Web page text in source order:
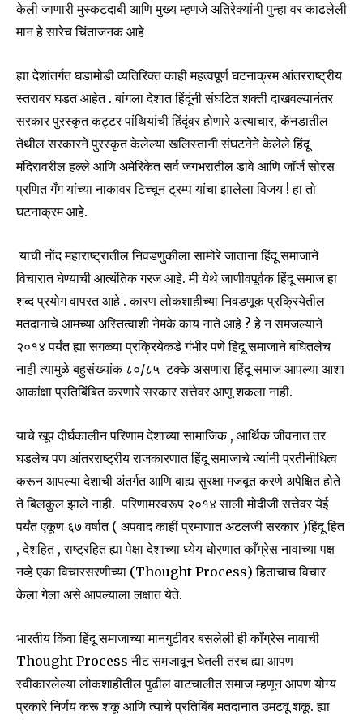
Join our community of
SUBSCRIBERS and be part of the
conversation.
To subscribe, simply enter your email address on our website
or click the subscribe button below. Don't worry, we respect
safe with us.
SUBSCRIBE
6,300 32,111
Followers
75
केली जाणारी मुस्कटदाबी आणि मुख्य म्हणजे अतिरेक्यांनी पुन्हा वर काढलेली
मान हे सारेच चिंताजनक आहे
ह्या देशांतर्गत घडामोडी व्यतिरिक्त काही महत्वपूर्ण घटनाक्रम आंतरराष्ट्रीय
स्तरावर घडत आहेत . बांगला देशात हिंदूंनी संघटित शक्ती दाखवल्यानंतर
सरकार पुरस्कृत कट्टर पांथियांची हिंदूंवर होणारे अत्याचार, कॅनडातील
तेथील सरकारने पुरस्कृत केलेल्या खलिस्तानी संघटनेने केलेले हिंदू
मंदिरावरील हल्ले आणि अमेरिकेत सर्व जगभरातील डावे आणि जॉर्ज सोरस
प्रणित गँग यांच्या नाकावर टिच्चून ट्रम्प यांचा झालेला विजय ! हा तो
घटनाक्रम आहे.
याची नोंद महाराष्ट्रातील निवडणुकीला सामोरे जाताना हिंदू समाजाने
विचारात घेण्याची आत्यंतिक गरज आहे. मी येथे जाणीवपूर्वक हिंदू समाज हा
शब्द प्रयोग वापरत आहे . कारण लोकशाहीच्या निवडणूक प्रक्रियेतील
मतदानाचे आमच्या अस्तित्वाशी नेमके काय नाते आहे ? हे न समजल्याने
२०१४ पर्यंत ह्या सगळ्या प्रक्रियेकडे गंभीर पणे हिंदू समाजाने बघितलेच
नाही त्यामुळे बहुसंख्यांक ८०/८५ टक्के असणारा हिंदू समाज आपल्या आशा
आकांक्षा प्रतिबिंबित करणारे सरकार सत्तेवर आणू शकला नाही.
याचे खूप दीर्घकालीन परिणाम देशाच्या सामाजिक , आर्थिक जीवनात तर
घडलेच पण आंतरराष्ट्रीय राजकारणात हिंदू समाजाचे ज्यांनी प्रतीनीधित्व
करून आपल्या देशाची अंतर्गत आणि बाह्य सुरक्षा मजबूत करणे अपेक्षित होते
ते बिलकुल झाले नाही. परिणामस्वरूप २०१४ साली मोदीजी सत्तेवर येई
पर्यंत एकूण ६७ वर्षात ( अपवाद काहीं प्रमाणात अटलजी सरकार )हिंदू हित
, देशहित , राष्ट्रहित ह्या पेक्षा देशाच्या ध्येय धोरणात काँग्रेस नावाच्या पक्ष
नव्हे एका विचारसरणीच्या (Thought Process) हिताचाच विचार
केला गेला असे आपल्याला लक्षात येते.
भारतीय किंवा हिंदू समाजाच्या मानगुटीवर बसलेली ही काँग्रेस नावाची
Thought Process नीट समजावून घेतली तरच ह्या आपण
स्वीकारलेल्या लोकशाहीतील पुढील वाटचालीत समाज म्हणून आपण योग्य
प्रकारे निर्णय करू शकू आणि त्याचे प्रतिबिंब मतदानात उमटवू शकू. ह्या